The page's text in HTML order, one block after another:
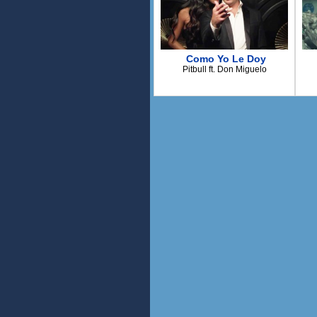
Mi
Por tu
Como Yo Le Doy
Pitbull ft. Don Miguelo